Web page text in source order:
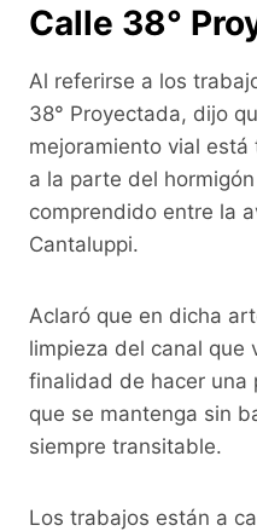
Calle 38°
Al referirse a los
38° Proyectada, dijo
mejoramiento vial
a la parte del
comprendido entre la
Cantaluppi.
Aclaró que en dicha
limpieza del canal que
finalidad de hacer una
que se mantenga sin
siempre transitable.
Los trabajos están a